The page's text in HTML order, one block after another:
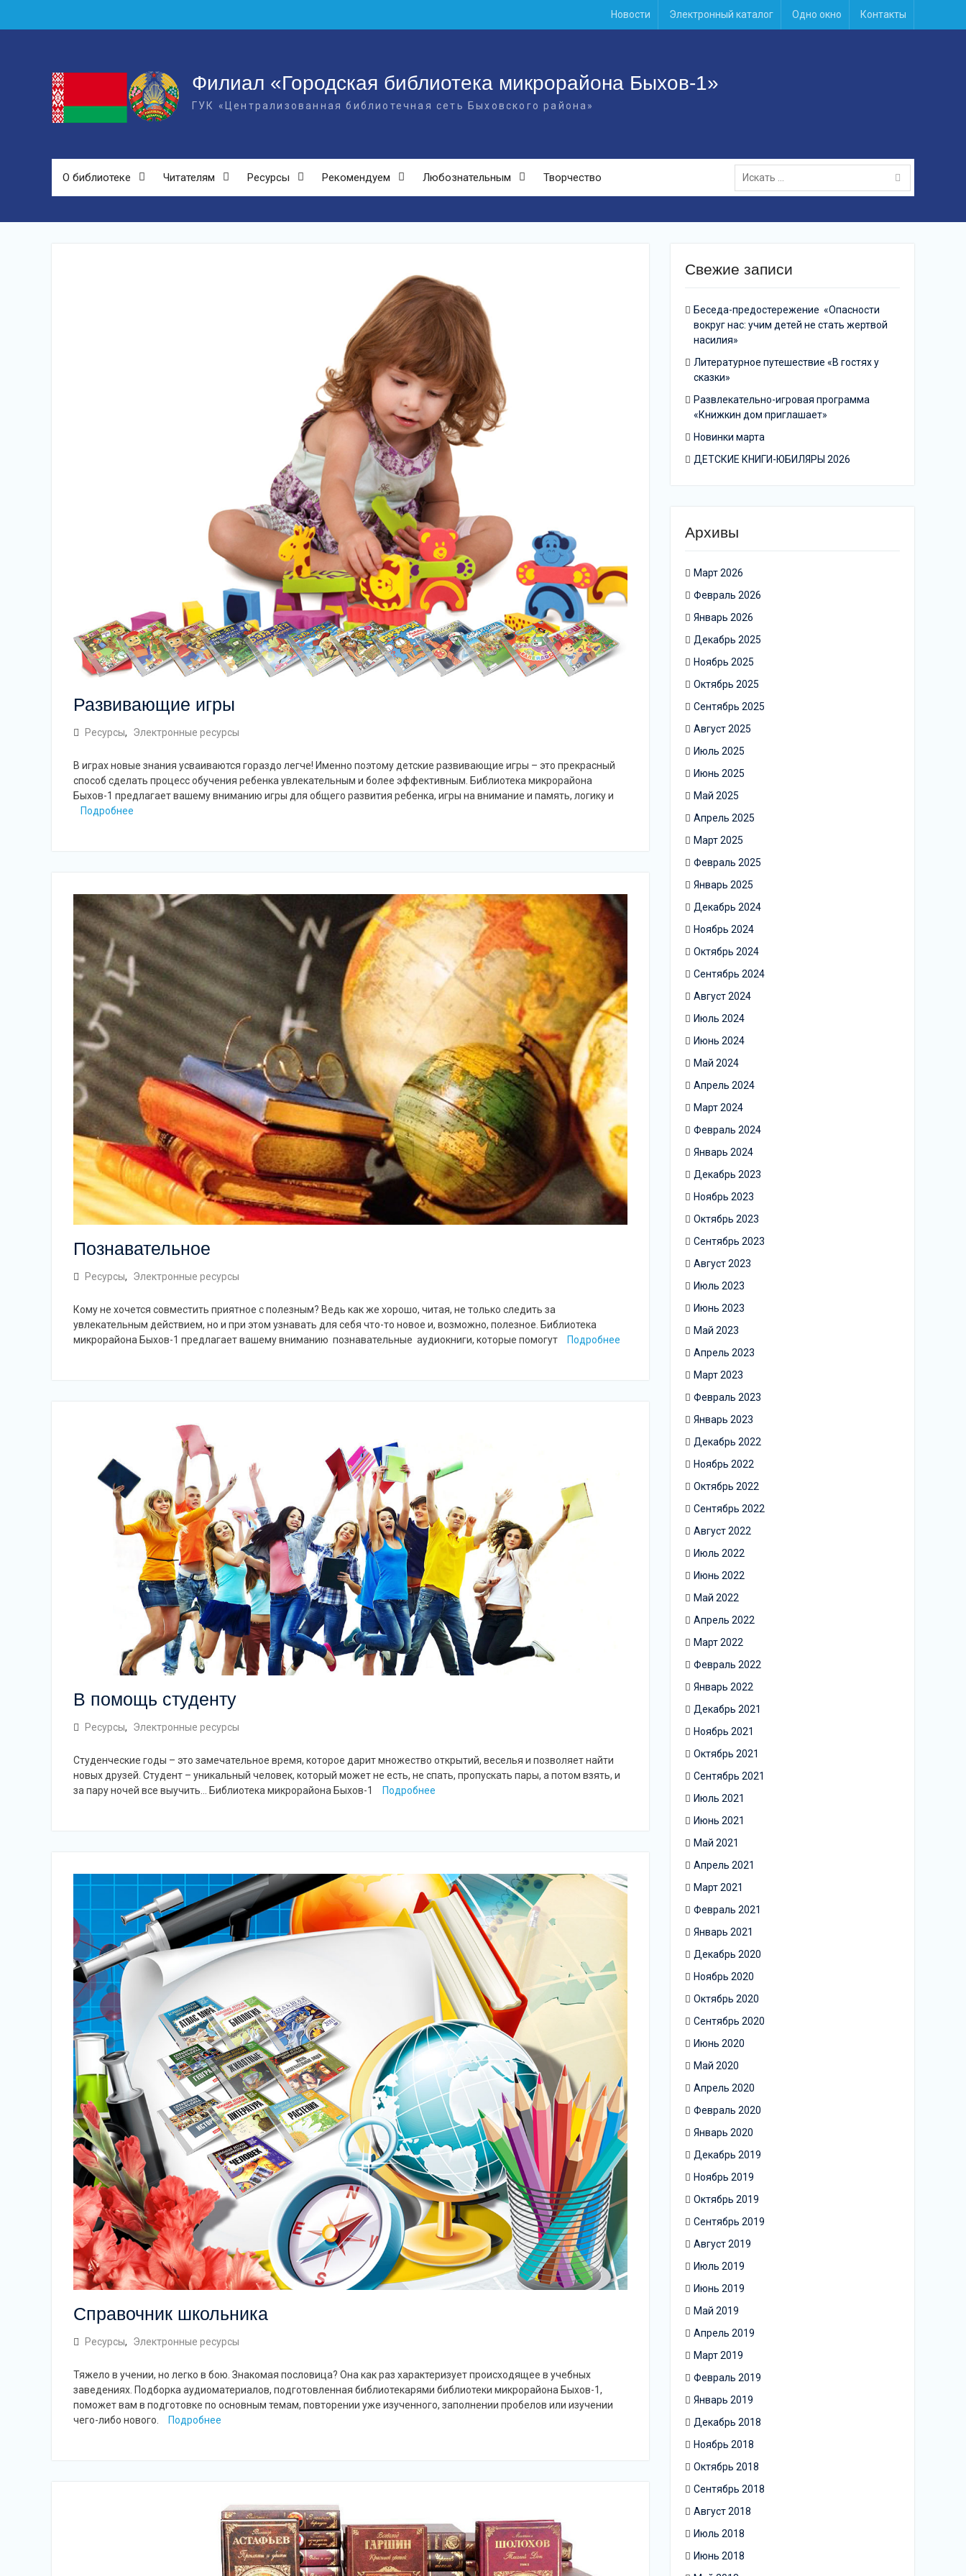
Новости Электронный каталог Одно окно Контакты
Филиал «Городская библиотека микрорайона Быхов-1»
ГУК «Централизованная библиотечная сеть Быховского района»
О библиотеке Читателям Ресурсы Рекомендуем Любознательным Творчество
Поиск
для:
Развивающие игры
Ресурсы, Электронные ресурсы
В играх новые знания усваиваются гораздо легче! Именно поэтому детские развивающие игры – это прекрасный
способ сделать процесс обучения ребенка увлекательным и более эффективным. Библиотека микрорайона
Быхов-1 предлагает вашему вниманию игры для общего развития ребенка, игры на внимание и память, логику и
Подробнее
Познавательное
Ресурсы, Электронные ресурсы
Кому не хочется совместить приятное с полезным? Ведь как же хорошо, читая, не только следить за
увлекательным действием, но и при этом узнавать для себя что-то новое и, возможно, полезное. Библиотека
микрорайона Быхов-1 предлагает вашему вниманию познавательные аудиокниги, которые помогут
Подробнее
В помощь студенту
Ресурсы, Электронные ресурсы
Студенческие годы – это замечательное время, которое дарит множество открытий, веселья и позволяет найти
новых друзей. Студент – уникальный человек, который может не есть, не спать, пропускать пары, а потом взять, и
за пару ночей все выучить… Библиотека микрорайона Быхов-1
Подробнее
Справочник школьника
Ресурсы, Электронные ресурсы
Тяжело в учении, но легко в бою. Знакомая пословица? Она как раз характеризует происходящее в учебных
заведениях. Подборка аудиоматериалов, подготовленная библиотекарями библиотеки микрорайона Быхов-1,
поможет вам в подготовке по основным темам, повторении уже изученного, заполнении пробелов или изучении
чего-либо нового.
Подробнее
Свежие записи
Беседа-предостережение «Опасности
вокруг нас: учим детей не стать жертвой
насилия»
Литературное путешествие «В гостях у
сказки»
Развлекательно-игровая программа
«Книжкин дом приглашает»
Новинки марта
ДЕТСКИЕ КНИГИ-ЮБИЛЯРЫ 2026
Архивы
Март 2026
Февраль 2026
Январь 2026
Декабрь 2025
Ноябрь 2025
Октябрь 2025
Сентябрь 2025
Август 2025
Июль 2025
Июнь 2025
Май 2025
Апрель 2025
Март 2025
Февраль 2025
Январь 2025
Декабрь 2024
Ноябрь 2024
Октябрь 2024
Сентябрь 2024
Август 2024
Июль 2024
Июнь 2024
Май 2024
Апрель 2024
Март 2024
Февраль 2024
Январь 2024
Декабрь 2023
Ноябрь 2023
Октябрь 2023
Сентябрь 2023
Август 2023
Июль 2023
Июнь 2023
Май 2023
Апрель 2023
Март 2023
Февраль 2023
Январь 2023
Декабрь 2022
Ноябрь 2022
Октябрь 2022
Сентябрь 2022
Август 2022
Июль 2022
Июнь 2022
Май 2022
Апрель 2022
Март 2022
Февраль 2022
Январь 2022
Декабрь 2021
Ноябрь 2021
Октябрь 2021
Сентябрь 2021
Июль 2021
Июнь 2021
Май 2021
Апрель 2021
Март 2021
Февраль 2021
Январь 2021
Декабрь 2020
Ноябрь 2020
Октябрь 2020
Сентябрь 2020
Июнь 2020
Май 2020
Апрель 2020
Февраль 2020
Январь 2020
Декабрь 2019
Ноябрь 2019
Октябрь 2019
Сентябрь 2019
Август 2019
Июль 2019
Июнь 2019
Май 2019
Апрель 2019
Март 2019
Февраль 2019
Январь 2019
Декабрь 2018
Ноябрь 2018
Октябрь 2018
Сентябрь 2018
Август 2018
Июль 2018
Июнь 2018